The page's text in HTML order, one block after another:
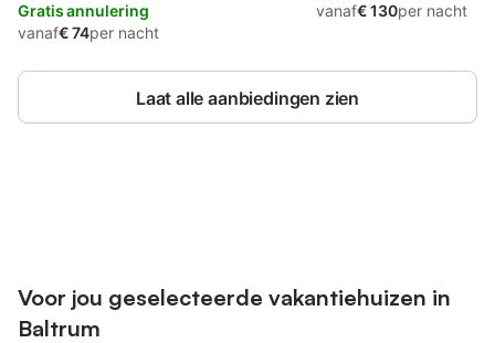
Gratis annulering
vanaf€ 74per nacht
vanaf€ 130per nacht
Laat alle aanbiedingen zien
Voor jou geselecteerde vakantiehuizen in
Baltrum